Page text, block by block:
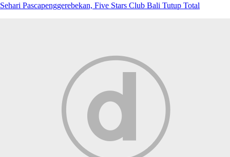
Sehari Pascapenggerebekan, Five Stars Club Bali Tutup Total